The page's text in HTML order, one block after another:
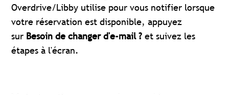
Overdrive/Libby utilise pour vous notifier lorsque
votre réservation est disponible, appuyez
sur Besoin de changer d'e-mail ? et suivez les
étapes à l'écran.